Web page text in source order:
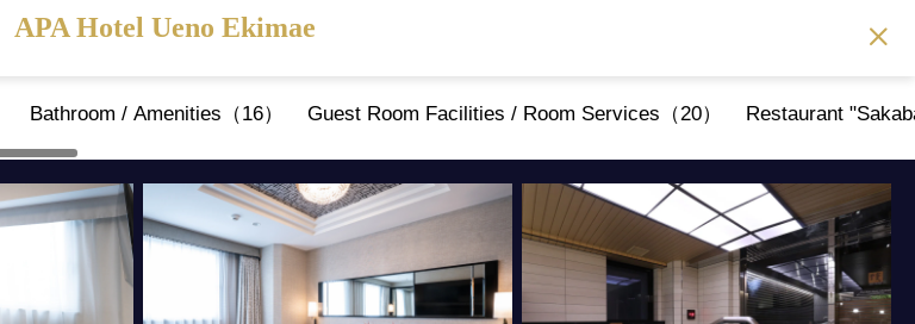
APA Hotel Ueno Ekimae
Bathroom / Amenities（16） Guest Room Facilities / Room Services（20） Restaurant